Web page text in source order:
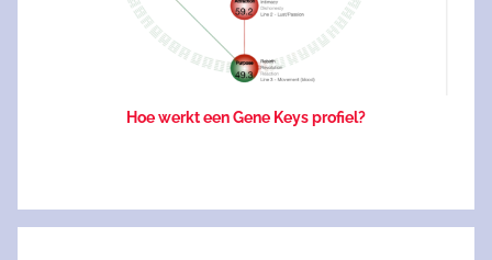
Hoe werkt een Gene Keys profiel?